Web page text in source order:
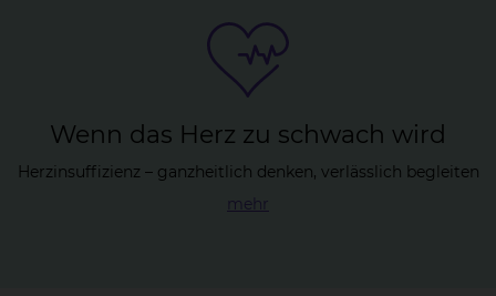
Wenn das Herz zu schwach wird
Herzinsuffizienz – ganzheitlich denken, verlässlich begleiten
mehr